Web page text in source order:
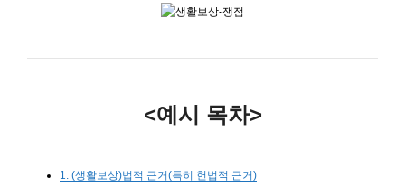
<예시 목차>
1. (생활보상)법적 근거(특히 헌법적 근거)